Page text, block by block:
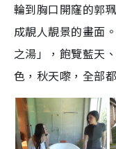
輪到胸口開窿的郭
成靚人靚景的畫面
之湯」，飽覽藍天
色，秋天嚟，全部